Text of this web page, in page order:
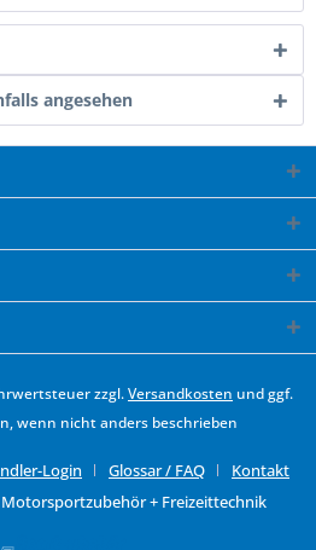
angesehen
zzgl.Versandkosten und ggf.
wenn nicht anders beschrieben
Login Glossar / FAQ
Kontakt
+ Freizeittechnik